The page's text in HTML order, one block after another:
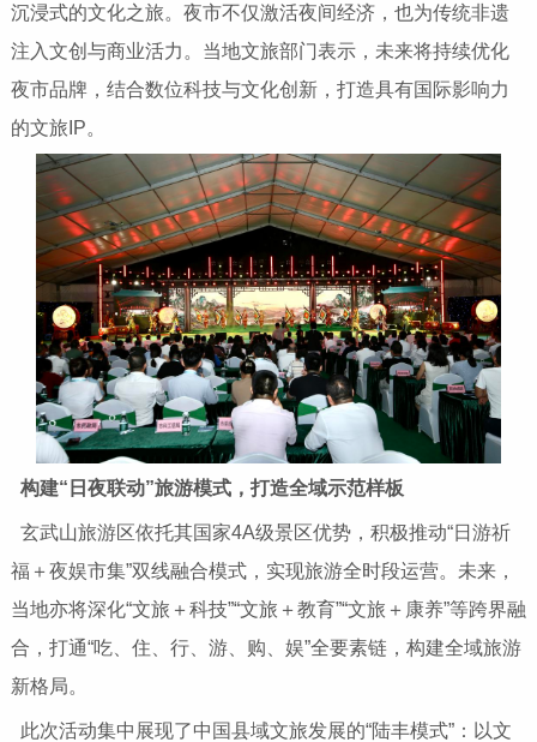
沉浸式的文化之旅。夜市不仅激活夜间经济，也为传统非遗
注入文创与商业活力。当地文旅部门表示，未来将持续优化
夜市品牌，结合数位科技与文化创新，打造具有国际影响力
的文旅IP。
构建“日夜联动”旅游模式，打造全域示范样板
玄武山旅游区依托其国家4A级景区优势，积极推动“日游祈
福＋夜娱市集”双线融合模式，实现旅游全时段运营。未来，
当地亦将深化“文旅＋科技”“文旅＋教育”“文旅＋康养”等跨界融
合，打通“吃、住、行、游、购、娱”全要素链，构建全域旅游
新格局。
此次活动集中展现了中国县域文旅发展的“陆丰模式”：以文